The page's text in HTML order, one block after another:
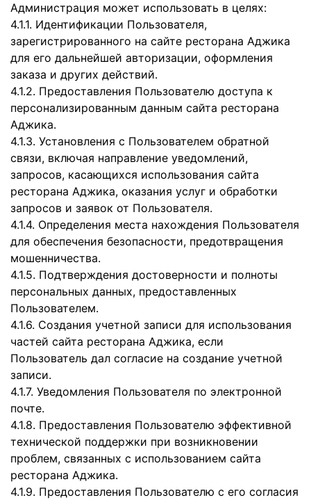
Администрация может использовать в целях:
4.1.1. Идентификации Пользователя,
зарегистрированного на сайте ресторана Аджика
для его дальнейшей авторизации, оформления
заказа и других действий.
4.1.2. Предоставления Пользователю доступа к
персонализированным данным сайта ресторана
Аджика.
4.1.3. Установления с Пользователем обратной
связи, включая направление уведомлений,
запросов, касающихся использования сайта
ресторана Аджика, оказания услуг и обработки
запросов и заявок от Пользователя.
4.1.4. Определения места нахождения Пользователя
для обеспечения безопасности, предотвращения
мошенничества.
4.1.5. Подтверждения достоверности и полноты
персональных данных, предоставленных
Пользователем.
4.1.6. Создания учетной записи для использования
частей сайта ресторана Аджика, если
Пользователь дал согласие на создание учетной
записи.
4.1.7. Уведомления Пользователя по электронной
почте.
4.1.8. Предоставления Пользователю эффективной
технической поддержки при возникновении
проблем, связанных с использованием сайта
ресторана Аджика.
4.1.9. Предоставления Пользователю с его согласия